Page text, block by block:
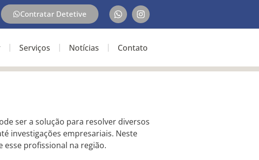
Contratar Detetive
Serviços Notícias Contato
ser a solução para resolver diversos
investigações empresariais. Neste
profissional na região.